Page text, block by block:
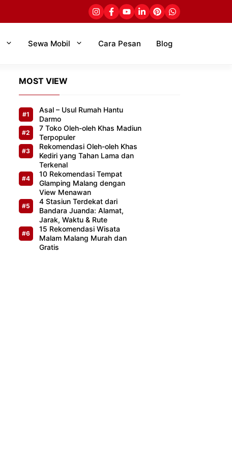
Sewa Mobil Cara Pesan Blog
MOST VIEW
Asal – Usul Rumah Hantu
Darmo
7 Toko Oleh-oleh Khas Madiun
Terpopuler
Rekomendasi Oleh-oleh Khas
Kediri yang Tahan Lama dan
Terkenal
10 Rekomendasi Tempat
Glamping Malang dengan
View Menawan
4 Stasiun Terdekat dari
Bandara Juanda: Alamat,
Jarak, Waktu & Rute
15 Rekomendasi Wisata
Malam Malang Murah dan
Gratis